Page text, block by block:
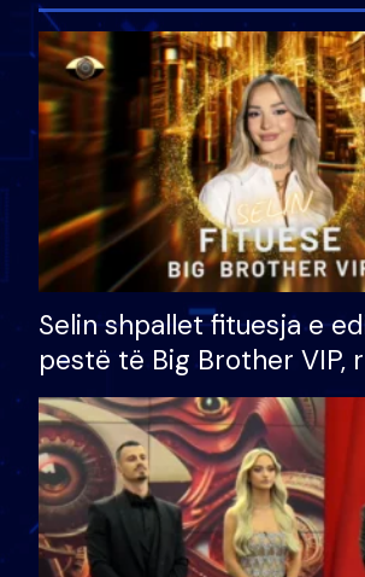
Selin shpallet fituesja e
pestë të Big Brother VIP,
çmimin e madh prej 100